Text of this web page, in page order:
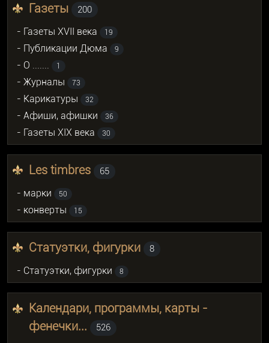
Газеты 200
- Газеты XVII века 19
- Публикации Дюма 9
- О ....... 1
- Журналы 73
- Карикатуры 32
- Афиши, афишки 36
- Газеты XIX века 30
Les timbres 65
- марки 50
- конверты 15
Статуэтки, фигурки 8
- Статуэтки, фигурки 8
Календари, программы, карты -
фенечки...
526